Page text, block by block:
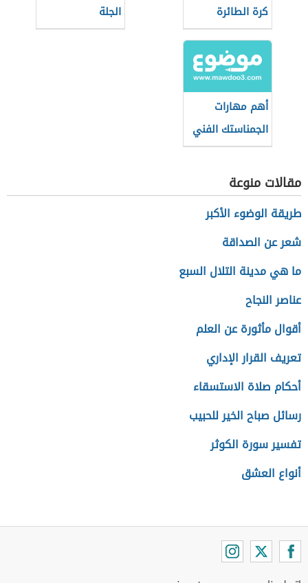
كرة الطائرة
الشاطئية
الجلة
أهم مهارات
الجمناستك الفني
مقالات منوعة
طريقة الوضوء الأكبر
شعر عن الصداقة
ما هي مدينة التلال السبع
عناصر النجاح
أقوال مأثورة عن العلم
تعريف القرار الإداري
أحكام صلاة الاستسقاء
رسائل صباح الخير للحبيب
تفسير سورة الكوثر
أنواع العشق